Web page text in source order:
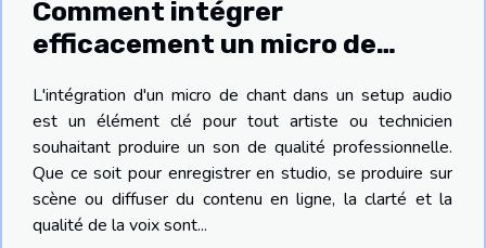
Comment intégrer
efficacement un micro de
L'intégration d'un micro de chant dans un setup audio
est un élément clé pour tout artiste ou technicien
souhaitant produire un son de qualité professionnelle.
Que ce soit pour enregistrer en studio, se produire sur
scène ou diffuser du contenu en ligne, la clarté et la
qualité de la voix sont...